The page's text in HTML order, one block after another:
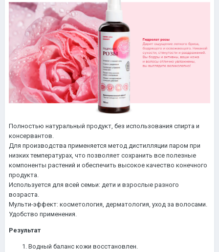
Полностью натуральный продукт, без использования спирта и
консервантов.
Для производства применяется метод дистилляции паром при
низких температурах, что позволяет сохранить все полезные
компоненты растений и обеспечить высокое качество конечного
продукта.
Используется для всей семьи: дети и взрослые разного
возраста.
Мульти-эффект: косметология, дерматология, уход за волосами.
Удобство применения.
Результат
Водный баланс кожи восстановлен.